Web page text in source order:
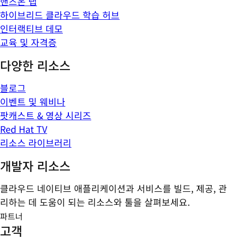
하이브리드 클라우드 학습 허브
인터랙티브 데모
교육 및 자격증
다양한 리소스
블로그
이벤트 및 웨비나
팟캐스트 & 영상 시리즈
Red Hat TV
리소스 라이브러리
개발자 리소스
클라우드 네이티브 애플리케이션과 서비스를 빌드, 제공, 관
리하는 데 도움이 되는 리소스와 툴을 살펴보세요.
파트너
고객